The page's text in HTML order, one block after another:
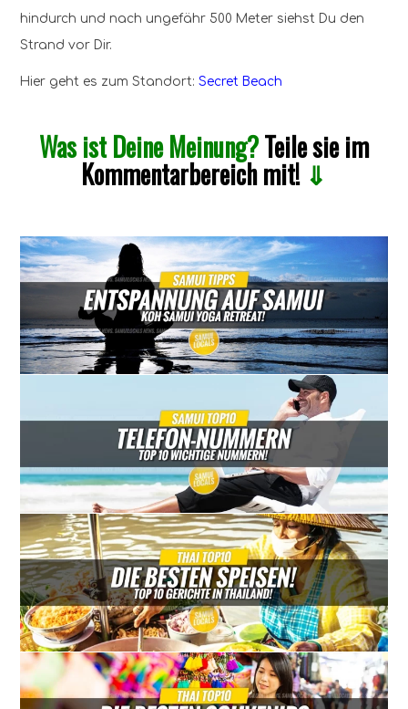
hindurch und nach ungefähr 500 Meter siehst Du den
Strand vor Dir.
Hier geht es zum Standort:Secret Beach
Was ist Deine Meinung?Teile sie im
Kommentarbereich mit!⇓